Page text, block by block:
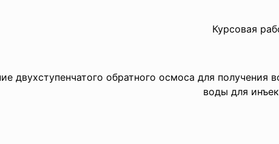
Курсовая
двухступенчатого обратного осмоса для
воды для